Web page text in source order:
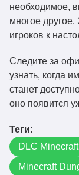
необходимое,
многое
игроков к
Следите за
узнать, когда
станет
оно появится
Теги:
DLC Minecraft
Minecraft